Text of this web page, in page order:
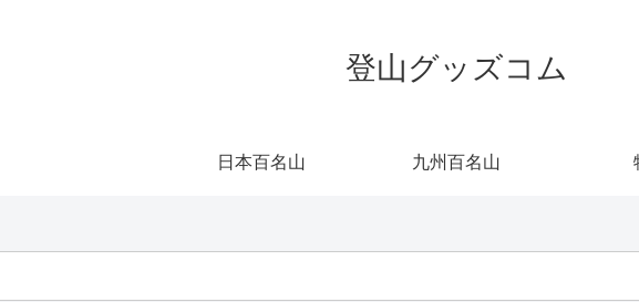
登山グッズコム
日本百名山 九州百名山